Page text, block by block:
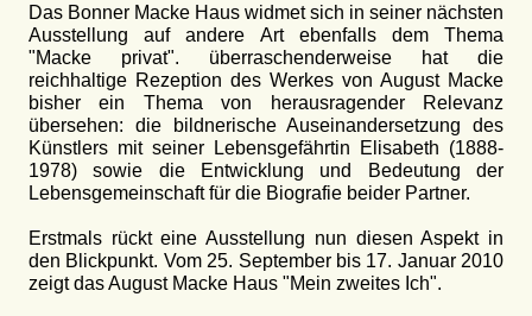
Das Bonner Macke Haus widmet sich in seiner nächsten
Ausstellung auf andere Art ebenfalls dem Thema
"Macke privat". überraschenderweise hat die
reichhaltige Rezeption des Werkes von August Macke
bisher ein Thema von herausragender Relevanz
übersehen: die bildnerische Auseinandersetzung des
Künstlers mit seiner Lebensgefährtin Elisabeth (1888-
1978) sowie die Entwicklung und Bedeutung der
Lebensgemeinschaft für die Biografie beider Partner.
Erstmals rückt eine Ausstellung nun diesen Aspekt in
den Blickpunkt. Vom 25. September bis 17. Januar 2010
zeigt das August Macke Haus "Mein zweites Ich".